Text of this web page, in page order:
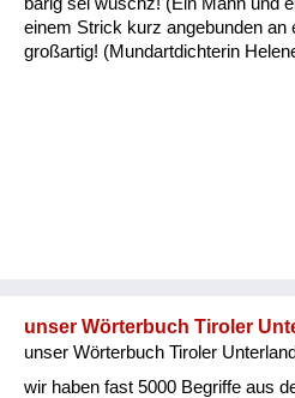
einem Strick kurz angebunden an
großartig! (Mundartdichterin
unser Wörterbuch Tiroler
unser Wörterbuch Tiroler Unterland
wir haben fast 5000 Begriffe aus